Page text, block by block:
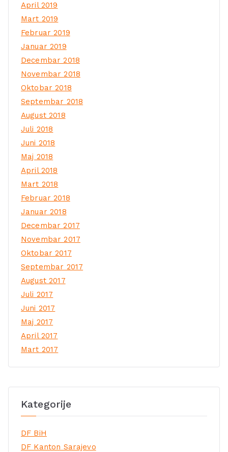
April 2019
Mart 2019
Februar 2019
Januar 2019
Decembar 2018
Novembar 2018
Oktobar 2018
Septembar 2018
August 2018
Juli 2018
Juni 2018
Maj 2018
April 2018
Mart 2018
Februar 2018
Januar 2018
Decembar 2017
Novembar 2017
Oktobar 2017
Septembar 2017
August 2017
Juli 2017
Juni 2017
Maj 2017
April 2017
Mart 2017
Kategorije
DF BiH
DF Kanton Sarajevo